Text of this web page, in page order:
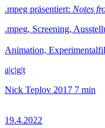
.mpeg präsentiert: Notes
.mpeg, Screening,
Animation,
a|c|g|t
Nick Teplov 2017 7 min
19.4.2022